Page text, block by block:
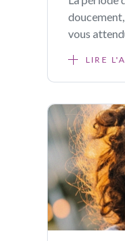
vous
LIRE